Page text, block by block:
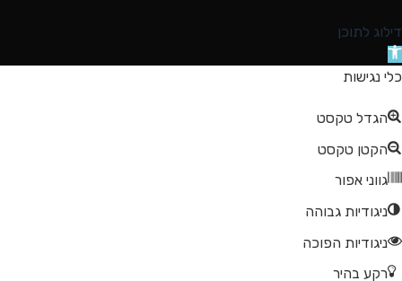
דילוג לתוכן
פתח
סרגל
כלי נגישות
הגדל טקסט
הקטן טקסט
גווני אפור
ניגודיות גבוהה
ניגודיות הפוכה
רקע בהיר